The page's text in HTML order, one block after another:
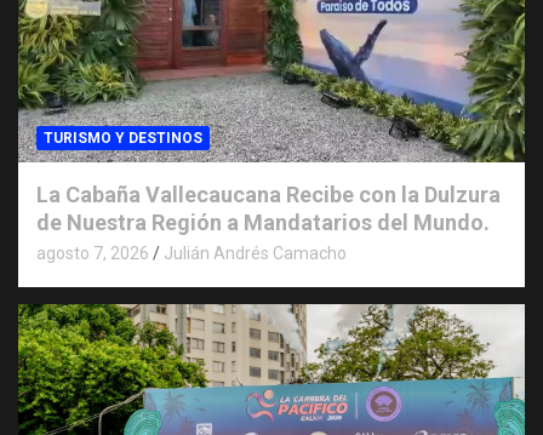
TURISMO Y DESTINOS
La Cabaña Vallecaucana Recibe con la Dulzura
de Nuestra Región a Mandatarios del Mundo.
agosto 7, 2026 Julián Andrés Camacho